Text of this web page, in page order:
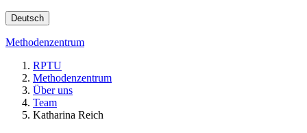
Deutsch
Methodenzentrum
RPTU
Methodenzentrum
Über uns
Team
Katharina Reich